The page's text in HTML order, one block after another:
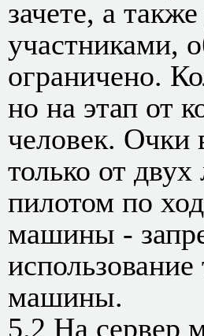
зачете, а
участниками,
ограничено.
но на этап от
человек. Очки
только от
пилотом по
машины -
машины.
5.2 На сервер